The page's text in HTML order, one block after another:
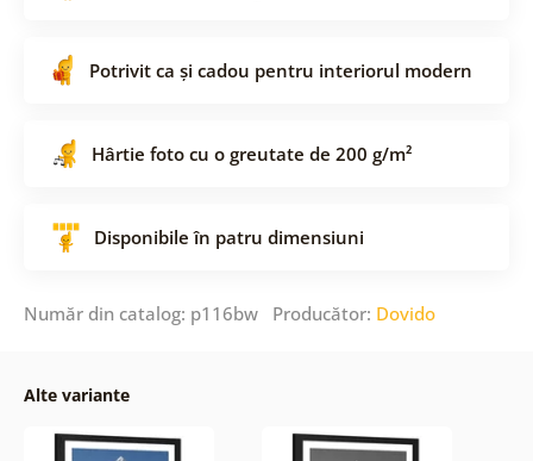
Potrivit ca și cadou pentru interiorul modern
Hârtie foto cu o greutate de 200 g/m²
Disponibile în patru dimensiuni
Număr din catalog: p116bw Producător: Dovido
Alte variante